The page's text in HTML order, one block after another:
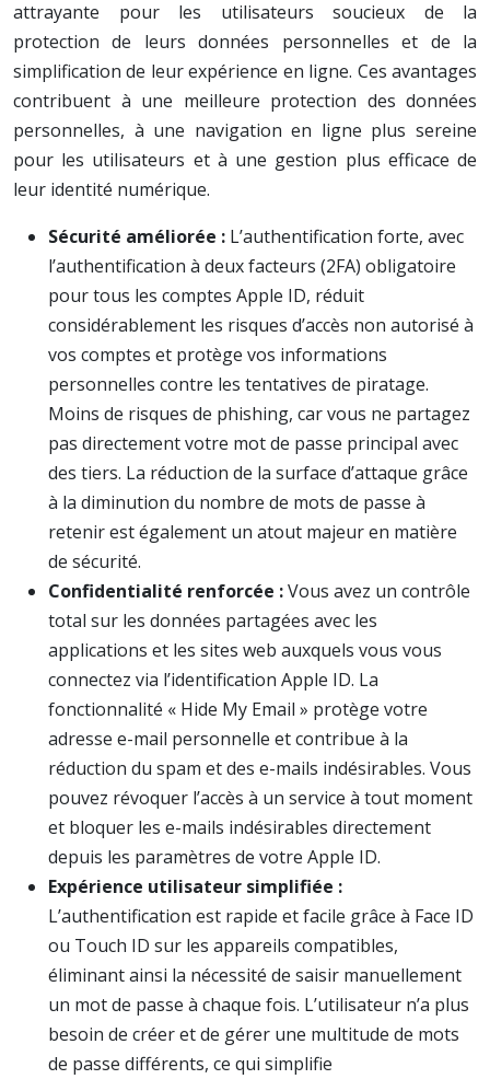
attrayante pour les utilisateurs soucieux de la
protection de leurs données personnelles et de la
simplification de leur expérience en ligne. Ces avantages
contribuent à une meilleure protection des données
personnelles, à une navigation en ligne plus sereine
pour les utilisateurs et à une gestion plus efficace de
leur identité numérique.
Sécurité améliorée : L’authentification forte, avec
l’authentification à deux facteurs (2FA) obligatoire
pour tous les comptes Apple ID, réduit
considérablement les risques d’accès non autorisé à
vos comptes et protège vos informations
personnelles contre les tentatives de piratage.
Moins de risques de phishing, car vous ne partagez
pas directement votre mot de passe principal avec
des tiers. La réduction de la surface d’attaque grâce
à la diminution du nombre de mots de passe à
retenir est également un atout majeur en matière
de sécurité.
Confidentialité renforcée :Vous avez un contrôle
total sur les données partagées avec les
applications et les sites web auxquels vous vous
connectez via l’identification Apple ID. La
fonctionnalité « Hide My Email » protège votre
adresse e-mail personnelle et contribue à la
réduction du spam et des e-mails indésirables. Vous
pouvez révoquer l’accès à un service à tout moment
et bloquer les e-mails indésirables directement
depuis les paramètres de votre Apple ID.
Expérience utilisateur simplifiée :
L’authentification est rapide et facile grâce à Face ID
ou Touch ID sur les appareils compatibles,
éliminant ainsi la nécessité de saisir manuellement
un mot de passe à chaque fois. L’utilisateur n’a plus
besoin de créer et de gérer une multitude de mots
de passe différents, ce qui simplifie